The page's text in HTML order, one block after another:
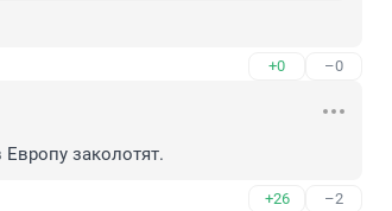
+0 –0
заколотят.
+26 –2